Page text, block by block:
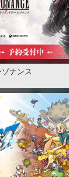
ナンス